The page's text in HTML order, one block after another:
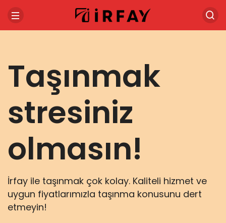
Taşınmak
stresiniz
olmasın!
İrfay ile taşınmak çok kolay. Kaliteli hizmet ve
uygun fiyatlarımızla taşınma konusunu dert
etmeyin!